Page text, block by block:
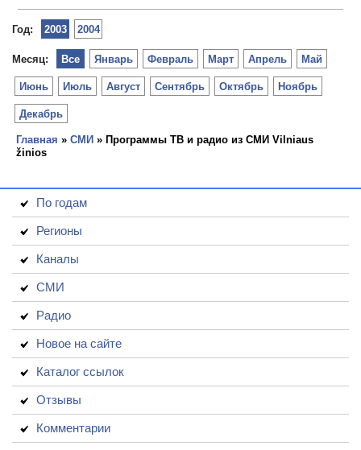
Год: 2003 2004
Месяц: Январь Февраль Март Апрель Май
Июнь Июль Август Сентябрь Октябрь Ноябрь
Декабрь
Все
Главная » СМИ » Программы ТВ и радио из СМИ Vilniaus
žinios
По годам
Регионы
Каналы
СМИ
Радио
Новое на сайте
Каталог ссылок
Отзывы
Комментарии